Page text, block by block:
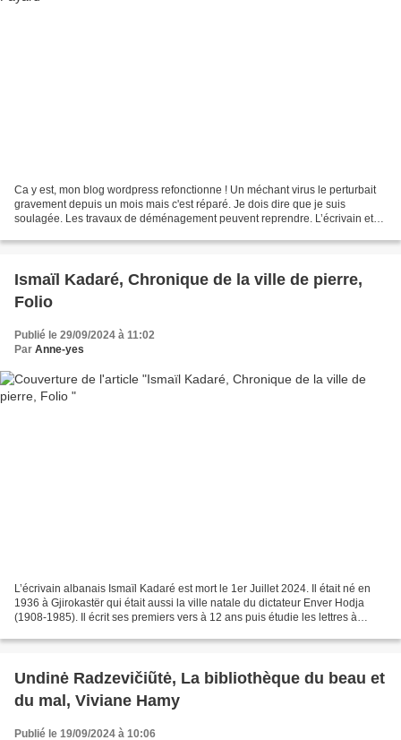
Ca y est, mon blog wordpress refonctionne ! Un méchant virus le perturbait
gravement depuis un mois mais c'est réparé. Je dois dire que je suis
soulagée. Les travaux de déménagement peuvent reprendre. L’écrivain et
Ismaïl Kadaré, Chronique de la ville de pierre,
Folio
Publié le 29/09/2024 à 11:02
Par Anne-yes
L’écrivain albanais Ismaïl Kadaré est mort le 1er Juillet 2024. Il était né en
1936 à Gjirokastër qui était aussi la ville natale du dictateur Enver Hodja
(1908-1985). Il écrit ses premiers vers à 12 ans puis étudie les lettres à
Undinė Radzevičiũtė, La bibliothèque du beau et
du mal, Viviane Hamy
Publié le 19/09/2024 à 10:06